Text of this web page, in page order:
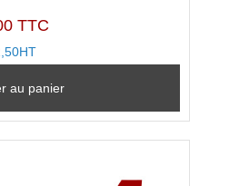
TTC
au panier